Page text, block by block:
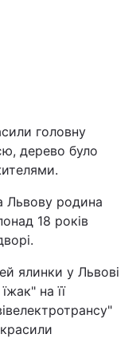
головну
дерево було
Львову родина
18 років
ялинки у Львові
на її